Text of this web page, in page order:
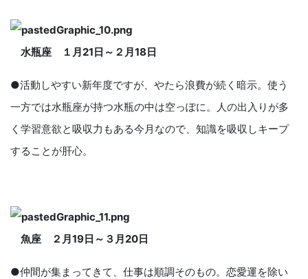
水瓶座 １月21日～２月18日
●活動しやすい新年度ですが、やたら浪費が続く暗示。使う
一方では水瓶座が持つ水瓶の中は空っぽに。人の出入りが多
く学習意欲と吸収力もある今月なので、知識を吸収しキープ
することが肝心。
魚座 ２月19日～３月20日
●仲間が集まってきて、仕事は順調そのもの。恋愛運を除い